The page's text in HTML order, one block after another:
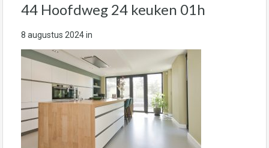
44 Hoofdweg 24 keuken 01h
8 augustus 2024in